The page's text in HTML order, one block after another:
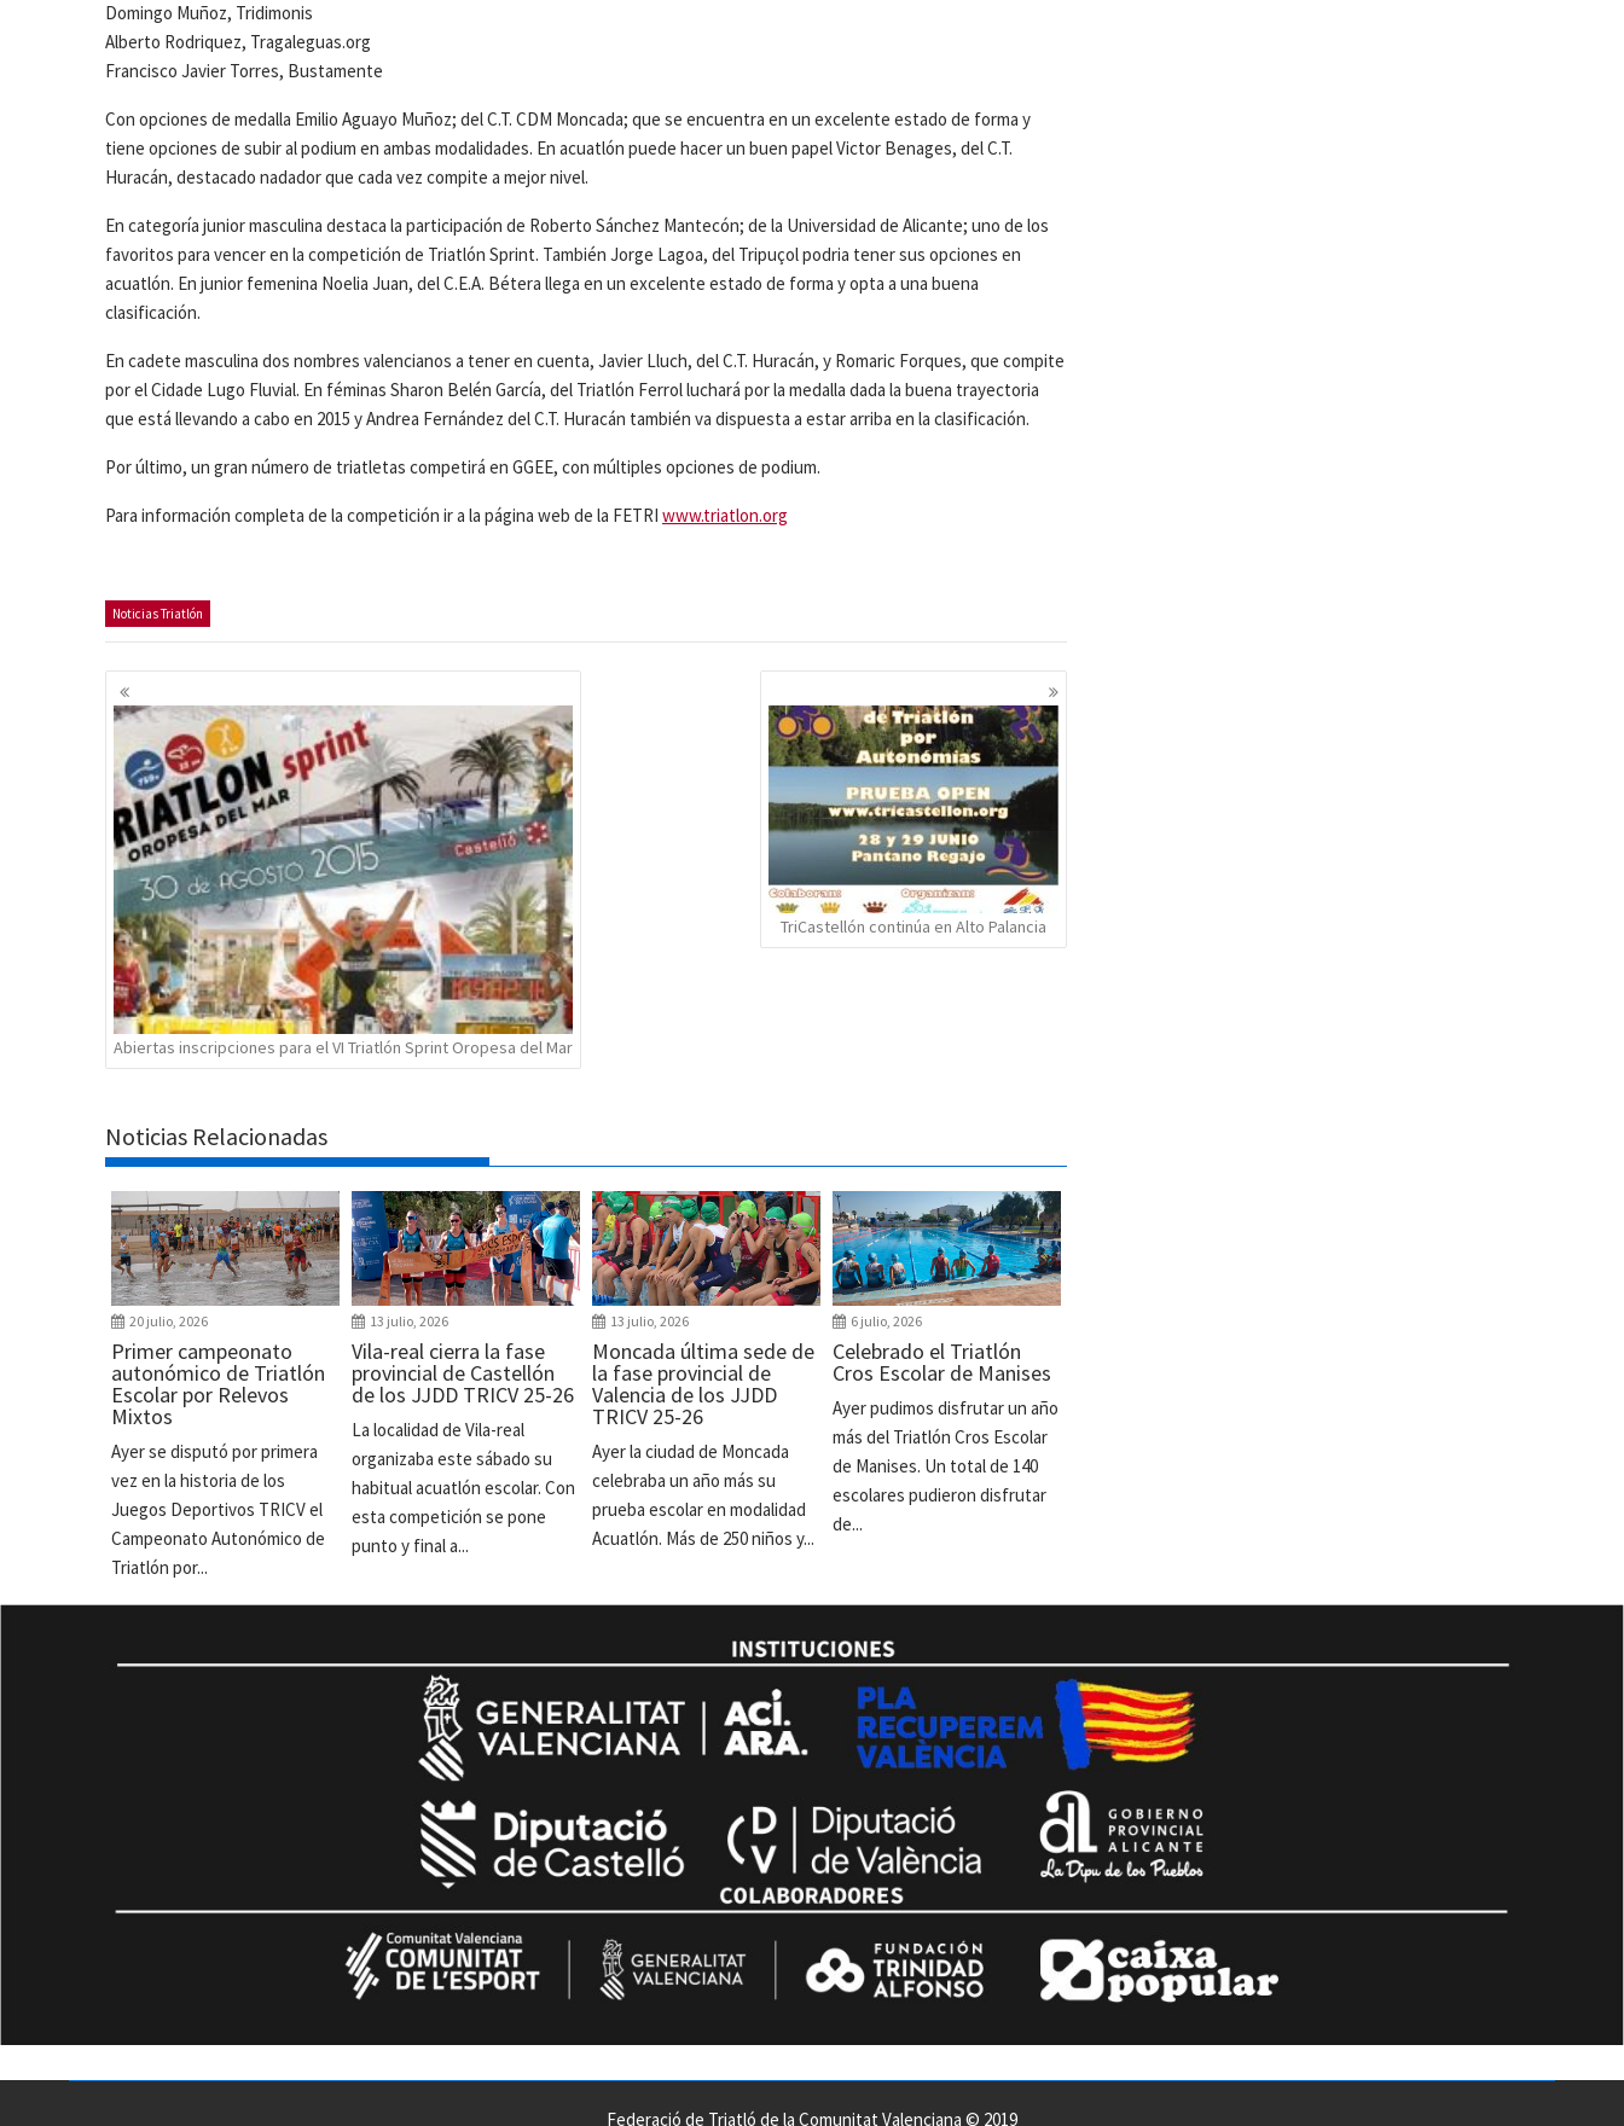
Domingo Muñoz, Tridimonis
Alberto Rodriquez, Tragaleguas.org
Francisco Javier Torres, Bustamente
Con opciones de medalla Emilio Aguayo Muñoz; del C.T. CDM Moncada; que se encuentra en un excelente estado de forma y
tiene opciones de subir al podium en ambas modalidades. En acuatlón puede hacer un buen papel Victor Benages, del C.T.
Huracán, destacado nadador que cada vez compite a mejor nivel.
En categoría junior masculina destaca la participación de Roberto Sánchez Mantecón; de la Universidad de Alicante; uno de los
favoritos para vencer en la competición de Triatlón Sprint. También Jorge Lagoa, del Tripuçol podria tener sus opciones en
acuatlón. En junior femenina Noelia Juan, del C.E.A. Bétera llega en un excelente estado de forma y opta a una buena
clasificación.
En cadete masculina dos nombres valencianos a tener en cuenta, Javier Lluch, del C.T. Huracán, y Romaric Forques, que compite
por el Cidade Lugo Fluvial. En féminas Sharon Belén García, del Triatlón Ferrol luchará por la medalla dada la buena trayectoria
que está llevando a cabo en 2015 y Andrea Fernández del C.T. Huracán también va dispuesta a estar arriba en la clasificación.
Por último, un gran número de triatletas competirá en GGEE, con múltiples opciones de podium.
Para información completa de la competición ir a la página web de la FETRI www.triatlon.org
Noticias Triatlón
Navegación
de
entradas
Abiertas inscripciones para el VI Triatlón Sprint Oropesa del Mar
TriCastellón continúa en Alto Palancia
Noticias Relacionadas
20 julio, 2026
Primer campeonato
autonómico de Triatlón
Escolar por Relevos
Mixtos
Ayer se disputó por primera
vez en la historia de los
Juegos Deportivos TRICV el
Campeonato Autonómico de
Triatlón por...
13 julio, 2026
Vila-real cierra la fase
provincial de Castellón
de los JJDD TRICV 25-26
La localidad de Vila-real
organizaba este sábado su
habitual acuatlón escolar. Con
esta competición se pone
punto y final a...
13 julio, 2026
Moncada última sede de
la fase provincial de
Valencia de los JJDD
TRICV 25-26
Ayer la ciudad de Moncada
celebraba un año más su
prueba escolar en modalidad
Acuatlón. Más de 250 niños y...
6 julio, 2026
Celebrado el Triatlón
Cros Escolar de Manises
Ayer pudimos disfrutar un año
más del Triatlón Cros Escolar
de Manises. Un total de 140
escolares pudieron disfrutar
de...
Federació de Triatló de la Comunitat Valenciana © 2019